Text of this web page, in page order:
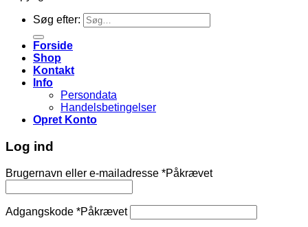
Søg efter:
Forside
Shop
Kontakt
Info
Persondata
Handelsbetingelser
Opret Konto
Log ind
Brugernavn eller e-mailadresse *Påkrævet
Adgangskode *Påkrævet